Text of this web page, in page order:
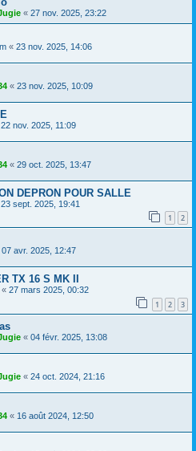
« 27 nov. 2025, 23:22
« 23 nov. 2025, 14:06
« 23 nov. 2025, 10:09
22 nov. 2025, 11:09
« 29 oct. 2025, 13:47
DEPRON POUR SALLE
23 sept. 2025, 19:41
1 2
07 avr. 2025, 12:47
TX 16 S MK II
« 27 mars 2025, 00:32
1 2 3
« 04 févr. 2025, 13:08
« 24 oct. 2024, 21:16
« 16 août 2024, 12:50